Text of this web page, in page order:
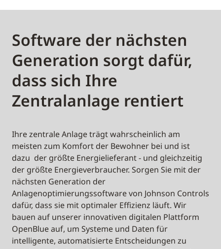
Software der nächsten
Generation sorgt dafür,
dass sich Ihre
Zentralanlage rentiert
Ihre zentrale Anlage trägt wahrscheinlich am
meisten zum Komfort der Bewohner bei und ist
dazu der größte Energielieferant - und gleichzeitig
der größte Energieverbraucher. Sorgen Sie mit der
nächsten Generation der
Anlagenoptimierungssoftware von Johnson Controls
dafür, dass sie mit optimaler Effizienz läuft. Wir
bauen auf unserer innovativen digitalen Plattform
OpenBlue auf, um Systeme und Daten für
intelligente, automatisierte Entscheidungen zu